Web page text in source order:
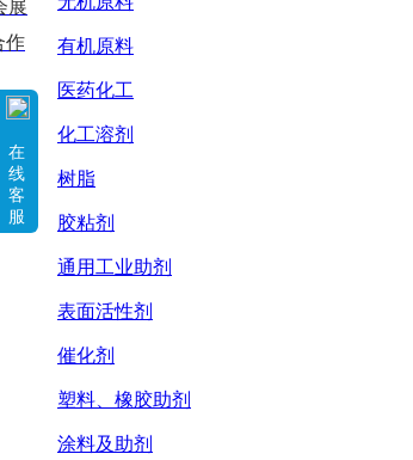
有机原料
医药化工
化工溶剂
树脂
胶粘剂
通用工业助剂
表面活性剂
催化剂
塑料、橡胶助剂
涂料及助剂
展
作
在
线
客
服